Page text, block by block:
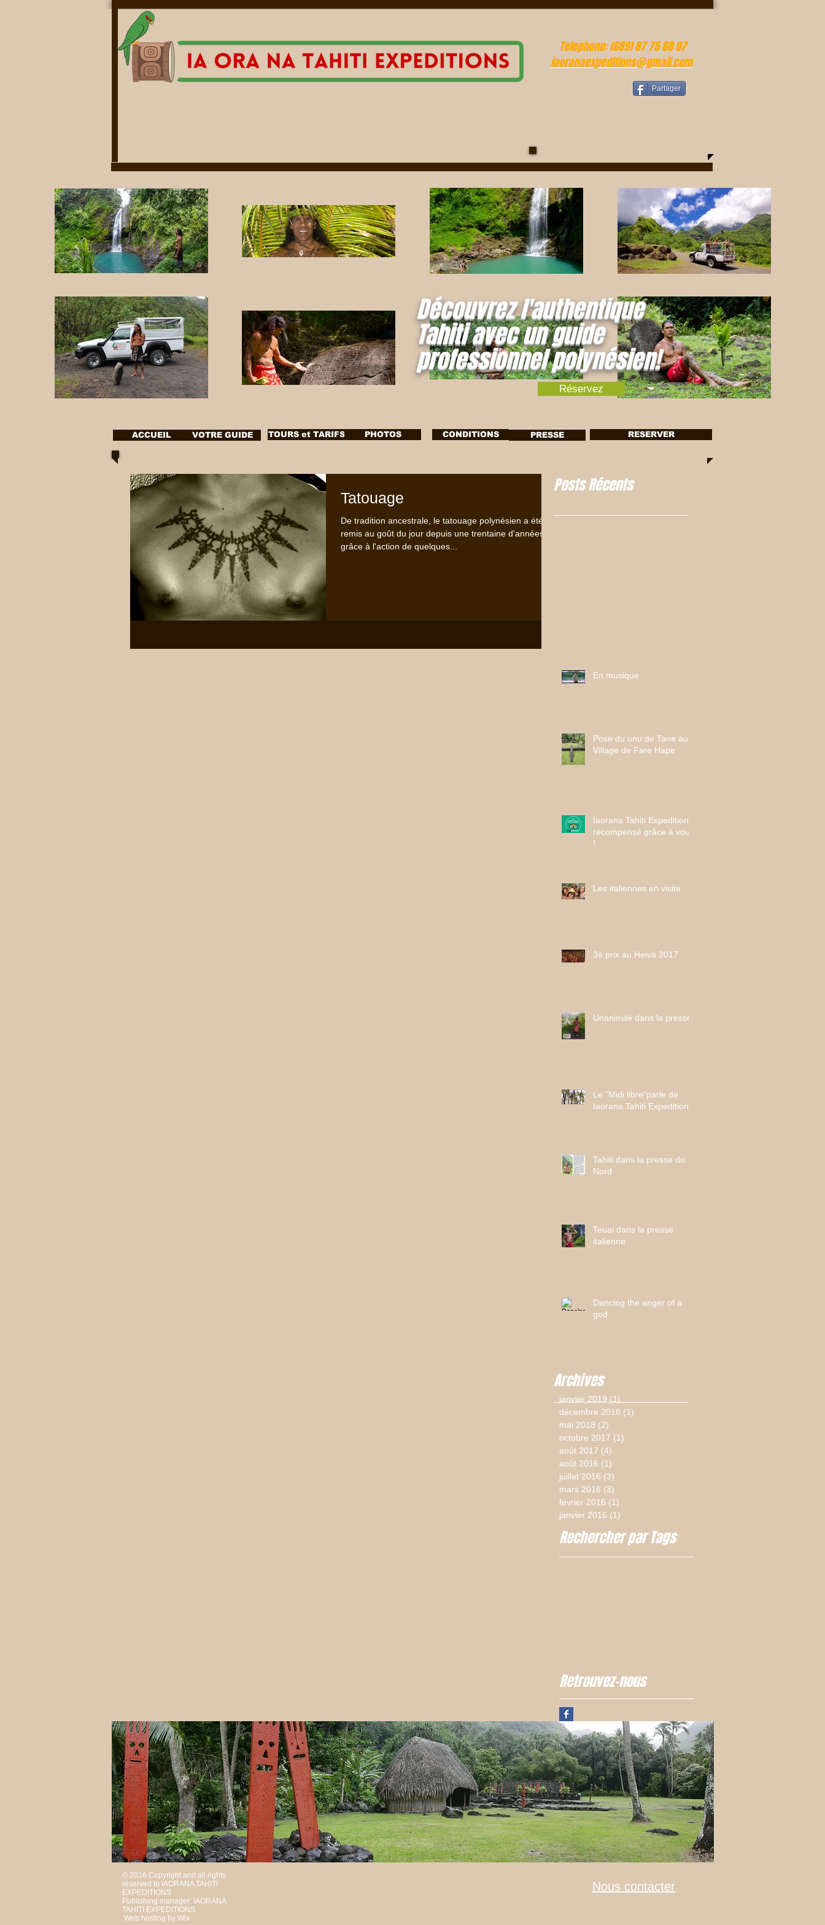
Telephone: (689) 87 75 88 07
iaoranaexpeditions@gmail.com
Partager
Découvrez l'authentique
Tahiti avec un guide
professionnel polynésien!
Réservez
VOTRE GUIDE
ACCUEIL TOURS et TARIFS PHOTOS CONDITIONS PRESSE RESERVER
Tatouage
De tradition ancestrale, le tatouage polynésien a été
remis au goût du jour depuis une trentaine d'années
grâce à l'action de quelques...
Posts Récents
En musique
Pose du unu de Tane au
Village de Fare Hape
Iaorana Tahiti Expeditions
récompensé grâce à vous
!
Les italiennes en visite
3è prix au Heiva 2017
Unanimité dans la presse
Le "Midi libre"parle de
Iaorana Tahiti Expeditions
Tahiti dans la presse du
Nord
Teuai dans la presse
italienne
Dancing the anger of a
god
Archives
janvier 2019 (1)
décembre 2018 (1)
mai 2018 (2)
octobre 2017 (1)
août 2017 (4)
août 2016 (1)
juillet 2016 (3)
mars 2016 (3)
février 2016 (1)
janvier 2016 (1)
Rechercher par Tags
'a'a taevaoTeuai Lenoir
Retrouvez-nous
© 2016 Copyright and all rights
reserved to IAORANA TAHITI
EXPEDITIONS
Publishing manager: IAORANA
TAHITI EXPEDITIONS
Web hosting by Wix
Nous contacter